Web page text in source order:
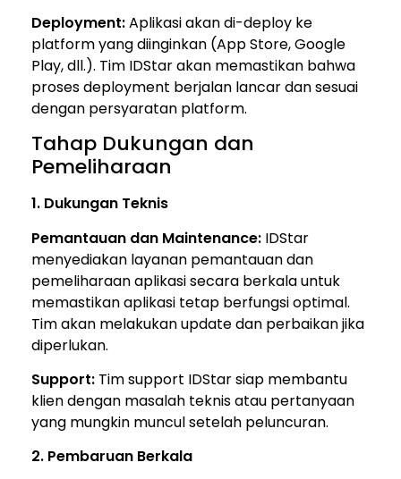
Deployment:Aplikasi akan di-deploy ke
platform yang diinginkan (App Store, Google
Play, dll.). Tim IDStar akan memastikan bahwa
proses deployment berjalan lancar dan sesuai
dengan persyaratan platform.
Tahap Dukungan dan
Pemeliharaan
1. Dukungan Teknis
Pemantauan dan Maintenance: IDStar
menyediakan layanan pemantauan dan
pemeliharaan aplikasi secara berkala untuk
memastikan aplikasi tetap berfungsi optimal.
Tim akan melakukan update dan perbaikan jika
diperlukan.
Support: Tim support IDStar siap membantu
klien dengan masalah teknis atau pertanyaan
yang mungkin muncul setelah peluncuran.
2. Pembaruan Berkala